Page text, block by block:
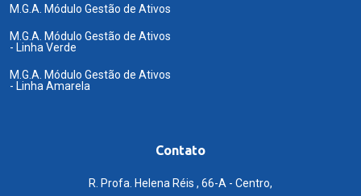
M.G.A. Módulo Gestão de Ativos
M.G.A. Módulo Gestão de Ativos
- Linha Verde
M.G.A. Módulo Gestão de Ativos
- Linha Amarela
Contato
R. Profa. Helena Réis , 66-A - Centro,